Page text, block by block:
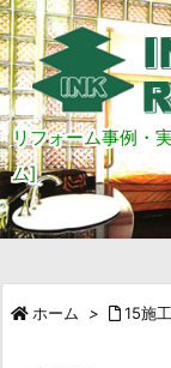
リフォーム事例・
ム]
ホーム > 15施